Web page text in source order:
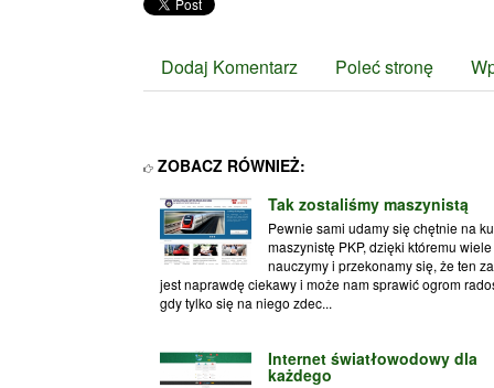
Dodaj Komentarz Poleć stronę
ZOBACZ RÓWNIEŻ:
Tak zostaliśmy maszynistą
Pewnie sami udamy się chętnie na
maszynistę PKP, dzięki któremu
nauczymy i przekonamy się, że ten
jest naprawdę ciekawy i może nam sprawić ogrom
gdy tylko się na niego zdec...
Internet światłowodowy dla
każdego